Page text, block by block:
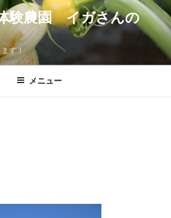
験農園 イガさんの
す！
メニュー